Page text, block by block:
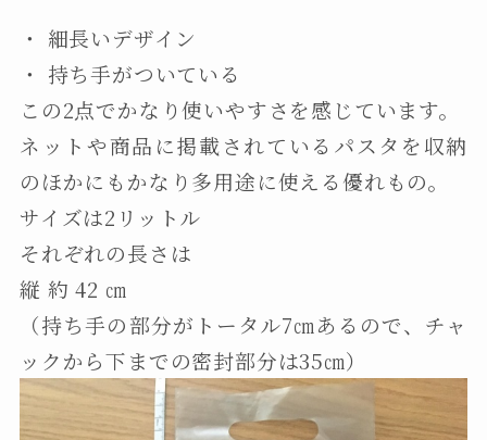
・ 細長いデザイン
・ 持ち手がついている
この2点でかなり使いやすさを感じています。
ネットや商品に掲載されているパスタを収納
のほかにもかなり多用途に使える優れもの。
サイズは2リットル
それぞれの長さは
縦 約 42 ㎝
（持ち手の部分がトータル7㎝あるので、チャ
ックから下までの密封部分は35㎝）